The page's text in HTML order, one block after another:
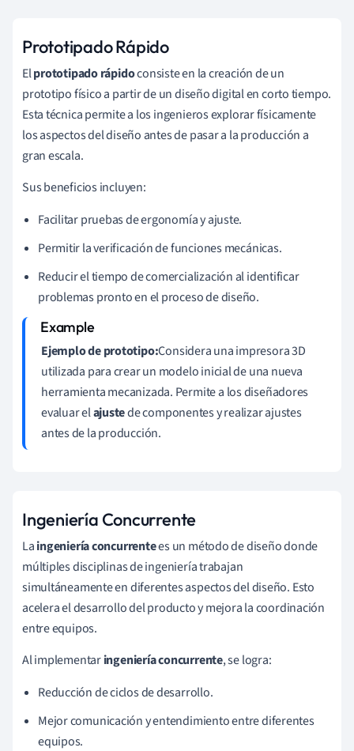
Prototipado Rápido
Elprototipado rápidoconsiste en la creación de un
prototipo físico a partir de un diseño digital en corto tiempo.
Esta técnica permite a los ingenieros explorar físicamente
los aspectos del diseño antes de pasar a la producción a
gran escala.
Sus beneficios incluyen:
Facilitar pruebas de ergonomía y ajuste.
Permitir la verificación de funciones mecánicas.
Reducir el tiempo de comercialización al identificar
problemas pronto en el proceso de diseño.
Ejemplo de prototipo:Considera una impresora 3D
utilizada para crear un modelo inicial de una nueva
herramienta mecanizada. Permite a los diseñadores
evaluar elajustede componentes y realizar ajustes
antes de la producción.
Ingeniería Concurrente
Laingeniería concurrentees un método de diseño donde
múltiples disciplinas de ingeniería trabajan
simultáneamente en diferentes aspectos del diseño. Esto
acelera el desarrollo del producto y mejora la coordinación
entre equipos.
Al implementaringeniería concurrente, se logra:
Reducción de ciclos de desarrollo.
Mejor comunicación y entendimiento entre diferentes
equipos.